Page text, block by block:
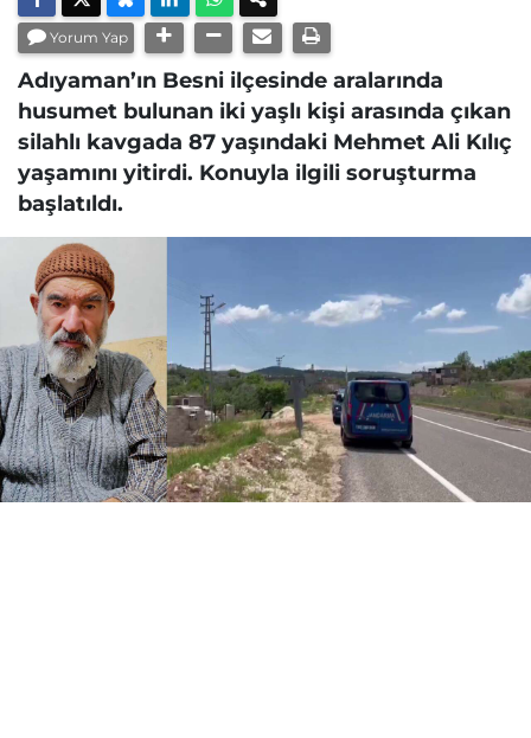
Yorum Yap
Adıyaman’ın Besni ilçesinde aralarında
husumet bulunan iki yaşlı kişi arasında çıkan
silahlı kavgada 87 yaşındaki Mehmet Ali Kılıç
yaşamını yitirdi. Konuyla ilgili soruşturma
başlatıldı.